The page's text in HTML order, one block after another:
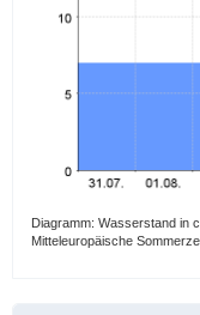
Diagramm: Wasserstand in
Mitteleuropäische